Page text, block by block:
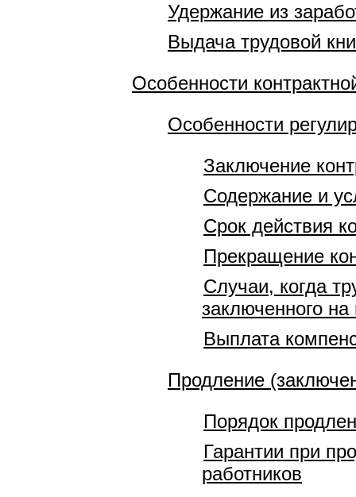
Удержание из
Выдача трудовой
Особенности
Особенности
Заключение
Содержание и
Срок действия
Прекращение
Случаи, когда
заключенного
Выплата
Продление
Порядок
Гарантии при
работников